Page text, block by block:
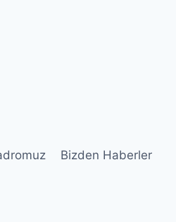
Bizden Haberler